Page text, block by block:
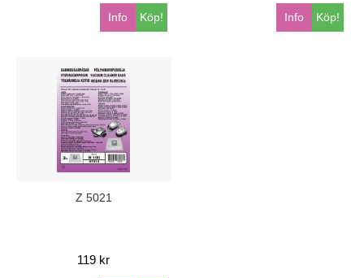
Köp!
Info Köp!
Info
Z 5021
119 kr